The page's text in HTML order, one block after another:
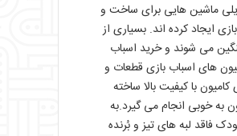
ماشین هایی برای ساخت و
ایجاد کرده اند. بسیاری از
می شوند و خرید اسباب
های اسباب بازی قطعات و
با کیفیت بالا ساخته
خوبی انجام می گیرد.به
فاقد لبه های تیز و بُرنده